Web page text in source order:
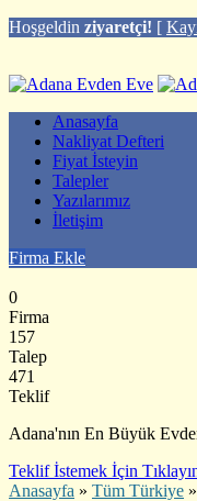
Hoşgeldin ziyaretçi! [
Anasayfa
Nakliyat Defteri
Fiyat İsteyin
Talepler
Yazılarımız
İletişim
Firma Ekle
0
Firma
157
Talep
471
Teklif
Adana'nın En Büyük
Teklif İstemek İçin
Anasayfa » Tüm Türkiye »